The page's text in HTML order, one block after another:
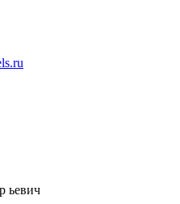
ьевич